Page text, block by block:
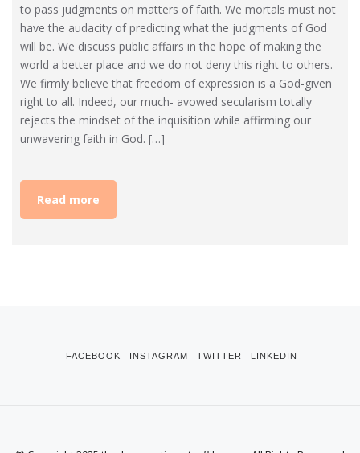
to pass judgments on matters of faith. We mortals must not
have the audacity of predicting what the judgments of God
will be. We discuss public affairs in the hope of making the
world a better place and we do not deny this right to others.
We firmly believe that freedom of expression is a God-given
right to all. Indeed, our much- avowed secularism totally
rejects the mindset of the inquisition while affirming our
unwavering faith in God. […]
Read more
FACEBOOK INSTAGRAM TWITTER LINKEDIN